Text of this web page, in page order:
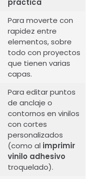
práctica
Para moverte con
rapidez entre
elementos, sobre
todo con proyectos
que tienen varias
capas.
Para editar puntos
de anclaje o
contornos en vinilos
con cortes
personalizados
(como al imprimir
vinilo adhesivo
troquelado).